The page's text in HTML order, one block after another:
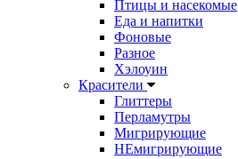
Птицы и насекомые
Еда и напитки
Фоновые
Разное
Хэлоуин
Красители
Глиттеры
Перламутры
Мигрирующие
НЕмигрирующие